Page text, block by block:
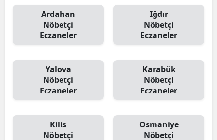
Ardahan
Nöbetçi
Eczaneler
Iğdır
Nöbetçi
Eczaneler
Yalova
Nöbetçi
Eczaneler
Karabük
Nöbetçi
Eczaneler
Kilis
Nöbetçi
Osmaniye
Nöbetçi